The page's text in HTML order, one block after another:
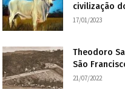
civilização
17/01/2023
Theodoro
São
21/07/2022